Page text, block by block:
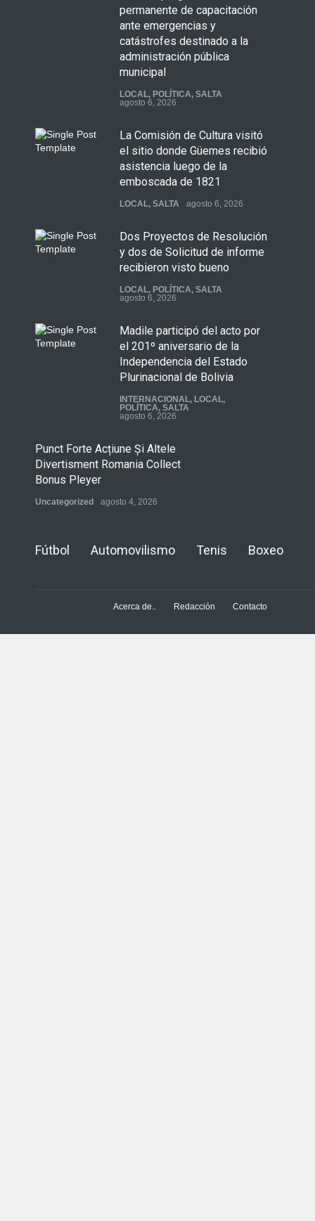
permanente de capacitación
ante emergencias y
catástrofes destinado a la
administración pública
municipal
LOCAL, POLÍTICA, SALTA
agosto 6, 2026
La Comisión de Cultura visitó
el sitio donde Güemes recibió
asistencia luego de la
emboscada de 1821
LOCAL, SALTA agosto 6, 2026
Dos Proyectos de Resolución
y dos de Solicitud de informe
recibieron visto bueno
LOCAL, POLÍTICA, SALTA
agosto 6, 2026
Madile participó del acto por
el 201º aniversario de la
Independencia del Estado
Plurinacional de Bolivia
INTERNACIONAL, LOCAL,
POLÍTICA, SALTA
agosto 6, 2026
Punct Forte Acțiune Și Altele
Divertisment Romania Collect
Bonus Pleyer
Uncategorized agosto 4, 2026
Fútbol Automovilismo Tenis Boxeo
Acerca de.. Redacción Contacto